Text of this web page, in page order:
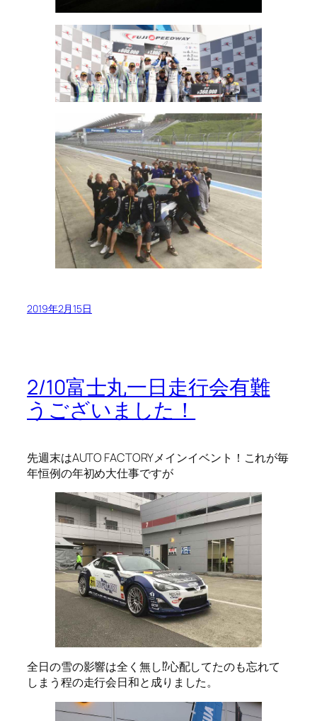
2019年2月15日
2/10富士丸一日走行会有難
うございました！
先週末はAUTO FACTORYメインイベント！これが毎
年恒例の年初め大仕事ですが
全日の雪の影響は全く無し⁉心配してたのも忘れて
しまう程の走行会日和と成りました。